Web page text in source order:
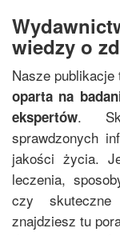
wiedzy o
Nasze
oparta na
ekspertów.
sprawdzonych
jakości życia.
leczenia,
czy skuteczne
znajdziesz tu